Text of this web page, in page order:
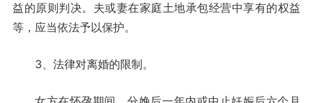
益的原则判决。夫或妻在家庭土地承包经营中享有的权益
等，应当依法予以保护。
3、法律对离婚的限制。